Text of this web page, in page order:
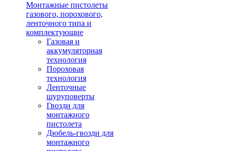
Монтажные пистолеты
газового, порохового,
ленточного типа и
комплектующие
Газовая и
аккумуляторная
технология
Пороховая
технология
Ленточные
шуруповерты
Гвозди для
монтажного
пистолета
Дюбель-гвозди для
монтажного